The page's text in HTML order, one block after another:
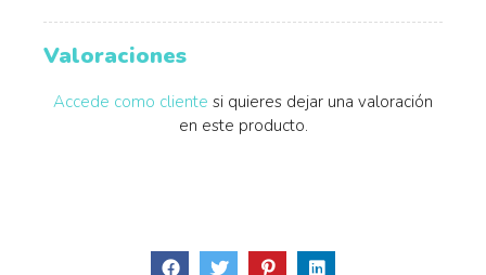
Valoraciones
Accede como cliente si quieres dejar una valoración
en este producto.